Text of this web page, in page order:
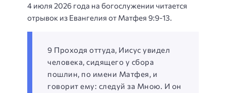
4 июля 2026 года на богослужении читается
отрывок из Евангелия от Матфея 9:9-13.
9 Проходя оттуда, Иисус увидел
человека, сидящего у сбора
пошлин, по имени Матфея, и
говорит ему: следуй за Мною. И он